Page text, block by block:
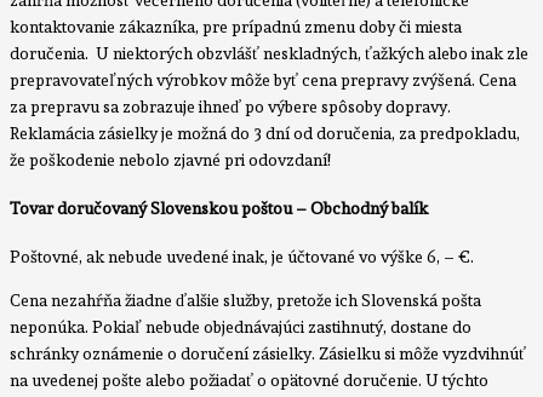
kontaktovanie zákazníka, pre prípadnú zmenu doby či miesta
doručenia. U niektorých obzvlášť neskladných, ťažkých alebo inak zle
prepravovateľných výrobkov môže byť cena prepravy zvýšená. Cena
za prepravu sa zobrazuje ihneď po výbere spôsoby dopravy.
Reklamácia zásielky je možná do 3 dní od doručenia, za predpokladu,
že poškodenie nebolo zjavné pri odovzdaní!
Tovar doručovaný Slovenskou poštou – Obchodný balík
Poštovné, ak nebude uvedené inak, je účtované vo výške 6, – €.
Cena nezahŕňa žiadne ďalšie služby, pretože ich Slovenská pošta
neponúka. Pokiaľ nebude objednávajúci zastihnutý, dostane do
schránky oznámenie o doručení zásielky. Zásielku si môže vyzdvihnúť
na uvedenej pošte alebo požiadať o opätovné doručenie. U týchto